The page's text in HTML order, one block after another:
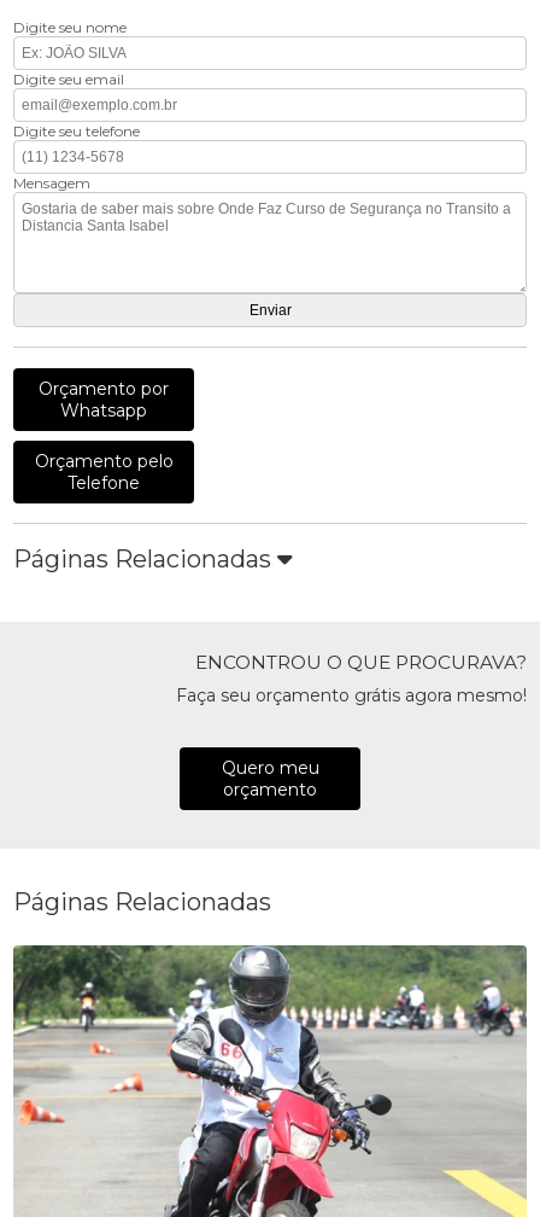
Digite seu nome
Digite seu email
Digite seu telefone
Mensagem
Orçamento por
Whatsapp
Orçamento pelo
Telefone
Páginas Relacionadas
ENCONTROU O QUE PROCURAVA?
Faça seu orçamento grátis agora mesmo!
Quero meu
orçamento
Páginas Relacionadas